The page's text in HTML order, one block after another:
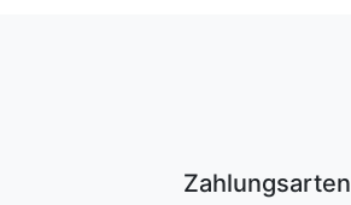
Zahlungsarten